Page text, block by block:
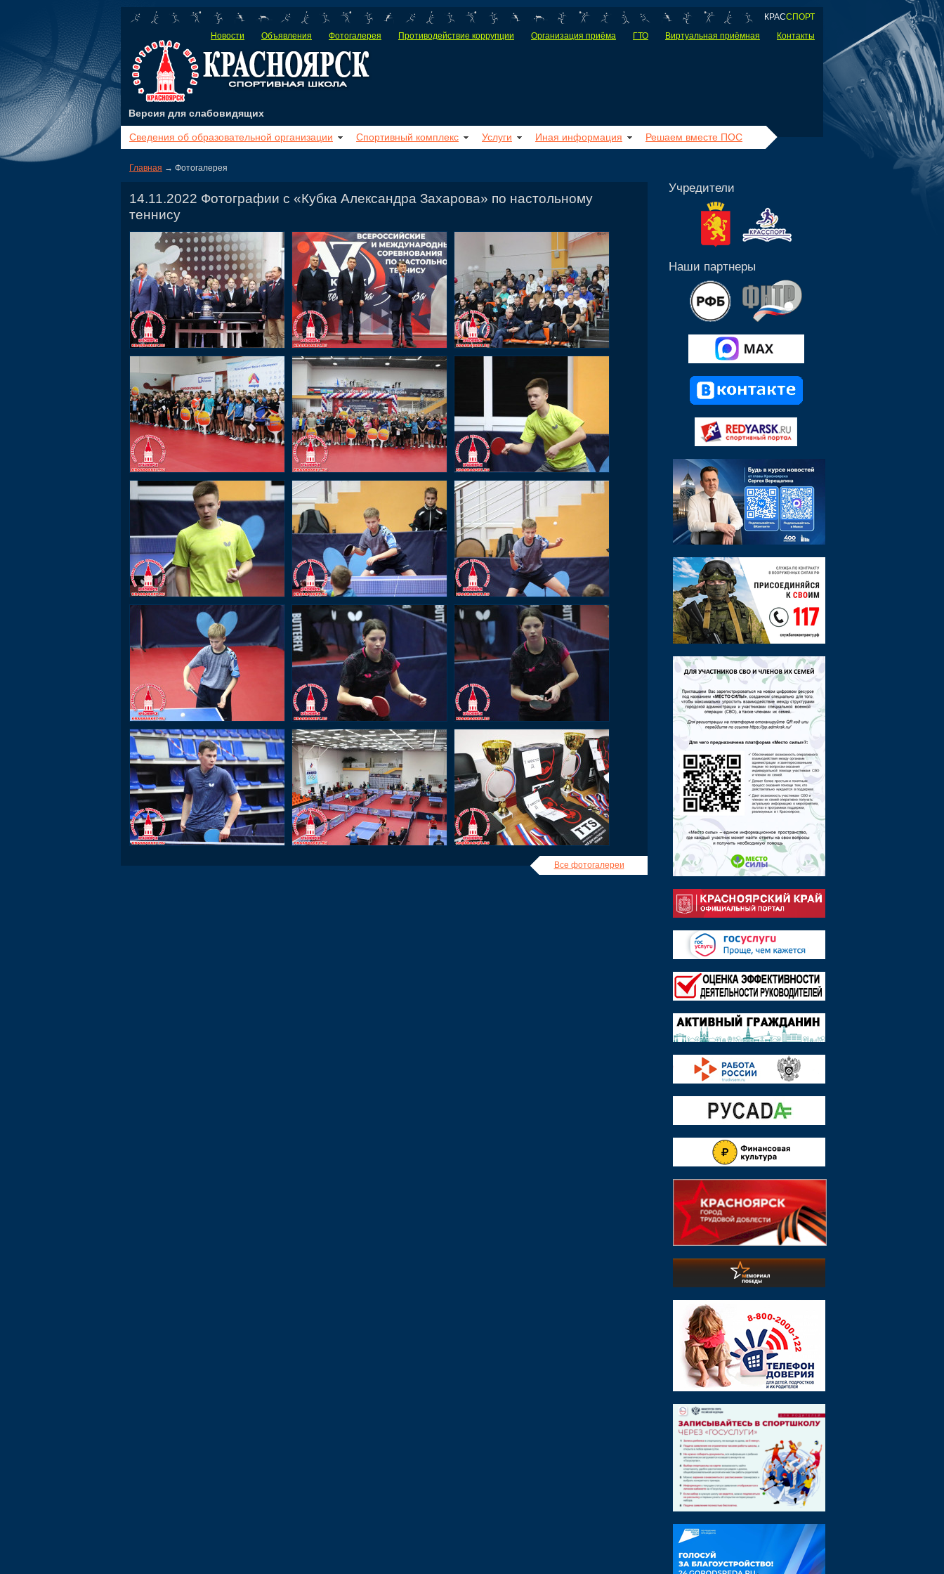
КРАССПОРТ
Новости
Объявления Фотогалерея Противодействие коррупции Организация приёма ГТО Виртуальная приёмная Контакты
Версия для слабовидящих
Сведения об образовательной организации Спортивный комплекс Услуги Иная информация Решаем вместе ПОС
Главная → Фотогалерея
14.11.2022 Фотографии с «Кубка Александра Захарова» по настольному
теннису
Все фотогалереи
Учредители
Наши партнеры